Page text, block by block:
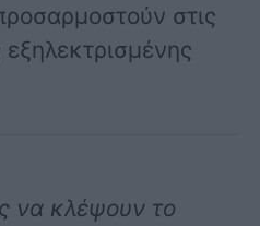
στις
να κλέψουν το